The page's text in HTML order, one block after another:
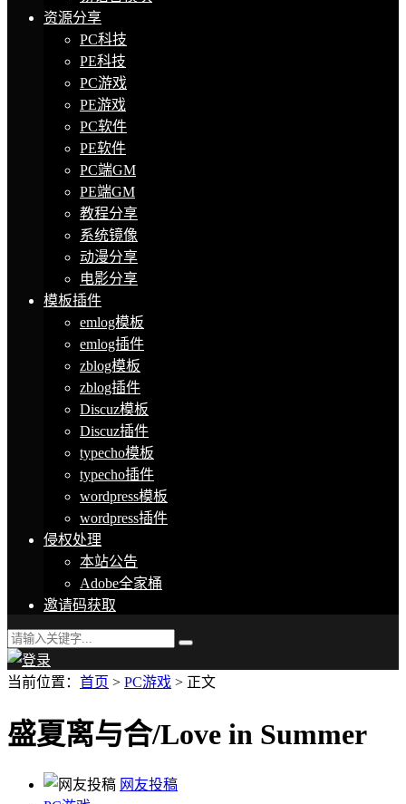
资源分享
PC科技
PE科技
PC游戏
PE游戏
PC软件
PE软件
PC端GM
PE端GM
教程分享
系统镜像
动漫分享
电影分享
模板插件
emlog模板
emlog插件
zblog模板
zblog插件
Discuz模板
Discuz插件
typecho模板
typecho插件
wordpress模板
wordpress插件
侵权处理
本站公告
Adobe全家桶
邀请码获取
当前位置： 首页 > PC游戏 > 正文
盛夏离与合/Love in Summer
网友投稿